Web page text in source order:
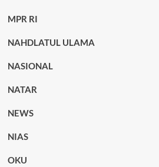
MPR RI
NAHDLATUL ULAMA
NASIONAL
NATAR
NEWS
NIAS
OKU